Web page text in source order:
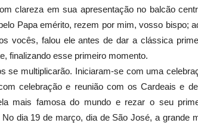
clareza em sua apresentação no balcão
Papa emérito, rezem por mim, vosso bispo;
vocês, falou ele antes de dar a clássica
finalizando esse primeiro momento.
se multiplicarão. Iniciaram-se com uma
celebração e reunião com os Cardeais e
mais famosa do mundo e rezar o seu
dia 19 de março, dia de São José, a grande